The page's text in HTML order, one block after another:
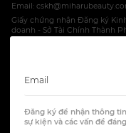
Đăng ký để nhận thông
sự kiện và các vấn đề
Email:
Giấy chứng nhận Đăng ký
doanh - Sở Tài Chính Thành
HOTLINE: 0799 33